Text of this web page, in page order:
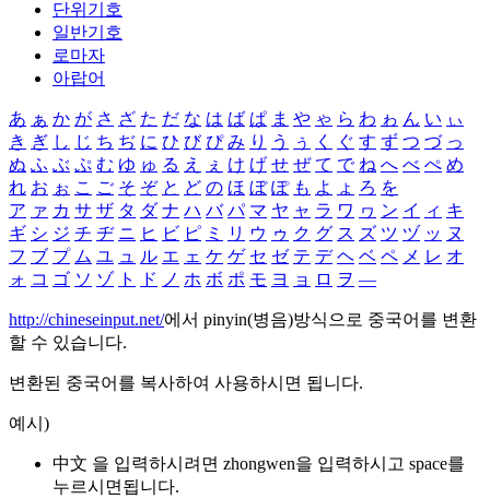
단위기호
일반기호
로마자
아랍어
あ ぁ か が さ ざ た だ な は ば ぱ ま や ゃ ら わ ゎ ん い ぃ
き ぎ し じ ち ぢ に ひ び ぴ み り う ぅ く ぐ す ず つ づ っ
ぬ ふ ぶ ぷ む ゆ ゅ る え ぇ け げ せ ぜ て で ね へ べ ぺ め
れ お ぉ こ ご そ ぞ と ど の ほ ぼ ぽ も よ ょ ろ を
ア ァ カ サ ザ タ ダ ナ ハ バ パ マ ヤ ャ ラ ワ ヮ ン イ ィ キ
ギ シ ジ チ ヂ ニ ヒ ビ ピ ミ リ ウ ゥ ク グ ス ズ ツ ヅ ッ ヌ
フ ブ プ ム ユ ュ ル エ ェ ケ ゲ セ ゼ テ デ ヘ ベ ペ メ レ オ
ォ コ ゴ ソ ゾ ト ド ノ ホ ボ ポ モ ヨ ョ ロ ヲ ―
http://chineseinput.net/에서 pinyin(병음)방식으로 중국어를 변환
할 수 있습니다.
변환된 중국어를 복사하여 사용하시면 됩니다.
예시)
中文 을 입력하시려면 zhongwen을 입력하시고 space를
누르시면됩니다.